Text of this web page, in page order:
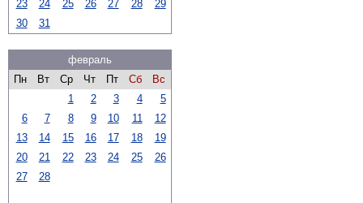
23 24 25 26 27 28
29
30
31
февраль
Пн
Вт Ср Чт Пт Сб
Вс
1
2 3 4
5
6
7 8 9 10 11
12
13
14 15 16 17 18
19
20
21 22 23 24 25
26
27
28